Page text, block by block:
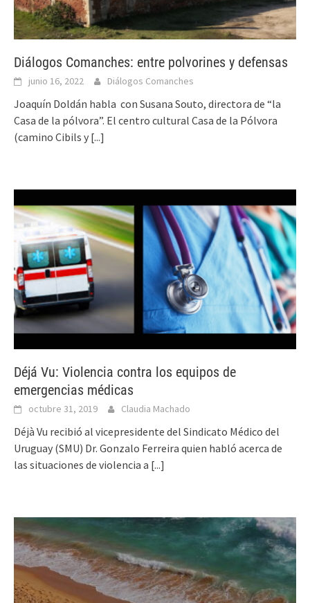
Diálogos Comanches: entre polvorines y defensas
junio 16, 2022 Diálogos Comanches
Joaquín Doldán habla con Susana Souto, directora de “la
Casa de la pólvora”. El centro cultural Casa de la Pólvora
(camino Cibils y [...]
Déjá Vu: Violencia contra los equipos de
emergencias médicas
octubre 31, 2019 Claudia Machado
Déjà Vu recibió al vicepresidente del Sindicato Médico del
Uruguay (SMU) Dr. Gonzalo Ferreira quien habló acerca de
las situaciones de violencia a [...]